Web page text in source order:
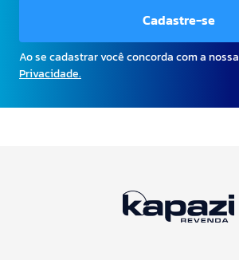
Cadastre-se
Ao se cadastrar você concorda com a nossa
Privacidade.